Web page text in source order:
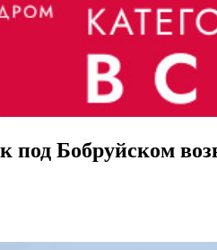
под Бобруйском